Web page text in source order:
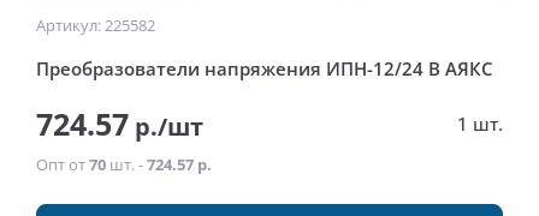
Артикул: 225582
Преобразователи напряжения ИПН-12/24 В АЯКС
724.57 р./шт 1 шт.
Опт от70 шт. -724.57 р.